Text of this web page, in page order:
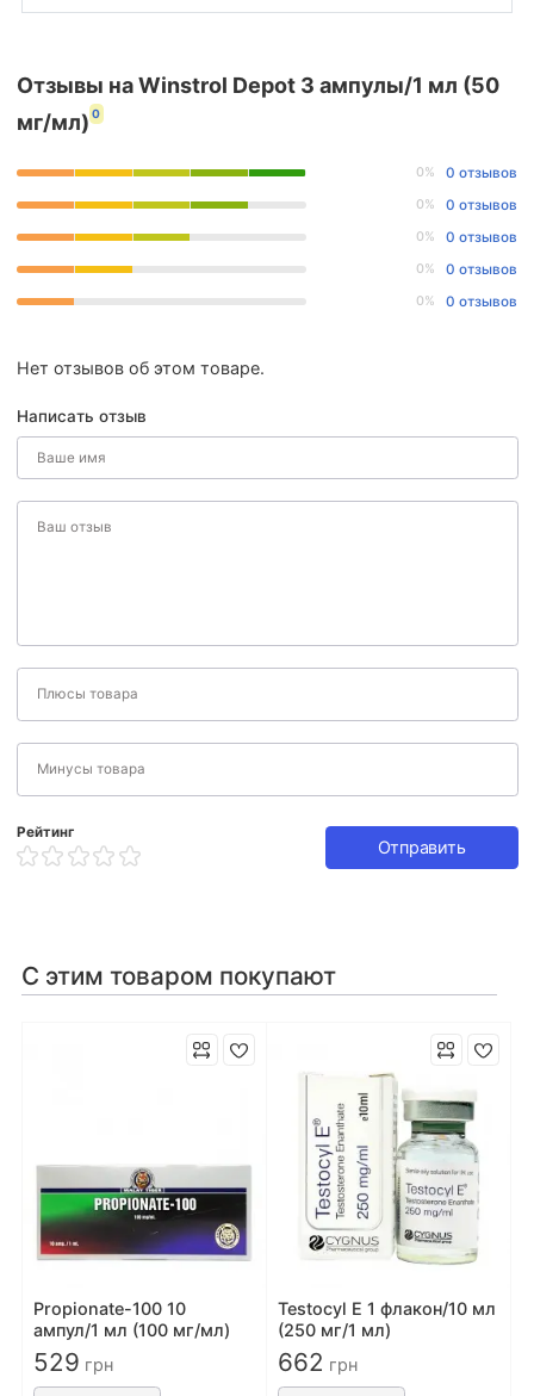
Отзывы на Winstrol Depot 3 ампулы/1 мл (50
мг/мл) 0
0% 0 отзывов
0% 0 отзывов
0% 0 отзывов
0% 0 отзывов
0% 0 отзывов
Нет отзывов об этом товаре.
Написать отзыв
Рейтинг
Отправить
С этим товаром покупают
Propionate-100 10
ампул/1 мл (100 мг/мл)
529 грн
Testocyl E 1 флакон/10 мл
(250 мг/1 мл)
662 грн